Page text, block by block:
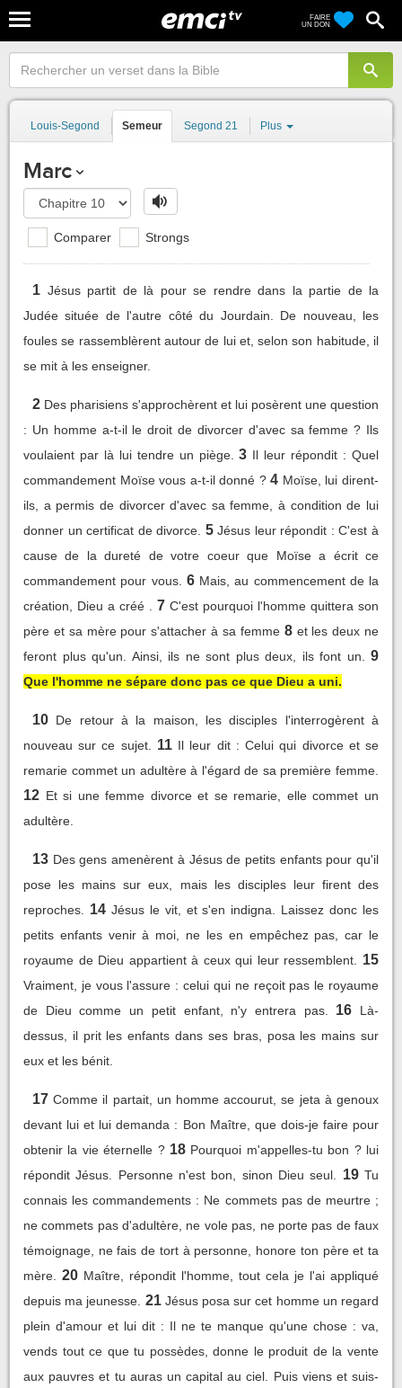
FAIRE
UN DON
Louis-Segond Semeur Segond 21 Plus
Marc
Comparer Strongs
1 Jésus partit de là pour se rendre dans la partie de la
Judée située de l'autre côté du Jourdain. De nouveau, les
foules se rassemblèrent autour de lui et, selon son habitude, il
se mit à les enseigner.
2 Des pharisiens s'approchèrent et lui posèrent une question
: Un homme a-t-il le droit de divorcer d'avec sa femme ? Ils
voulaient par là lui tendre un piège. 3 Il leur répondit : Quel
commandement Moïse vous a-t-il donné ? 4 Moïse, lui dirent-
ils, a permis de divorcer d'avec sa femme, à condition de lui
donner un certificat de divorce. 5 Jésus leur répondit : C'est à
cause de la dureté de votre coeur que Moïse a écrit ce
commandement pour vous. 6 Mais, au commencement de la
création, Dieu a créé .
7 C'est pourquoi l'homme quittera son
père et sa mère pour s'attacher à sa femme 8 et les deux ne
feront plus qu'un. Ainsi, ils ne sont plus deux, ils font un.
9
Que l'homme ne sépare donc pas ce que Dieu a uni.
10 De retour à la maison, les disciples l'interrogèrent à
nouveau sur ce sujet.
11 Il leur dit : Celui qui divorce et se
remarie commet un adultère à l'égard de sa première femme.
12 Et si une femme divorce et se remarie, elle commet un
adultère.
13 Des gens amenèrent à Jésus de petits enfants pour qu'il
pose les mains sur eux, mais les disciples leur firent des
reproches.
14 Jésus le vit, et s'en indigna. Laissez donc les
petits enfants venir à moi, ne les en empêchez pas, car le
royaume de Dieu appartient à ceux qui leur ressemblent.
15
Vraiment, je vous l'assure : celui qui ne reçoit pas le royaume
de Dieu comme un petit enfant, n'y entrera pas.
16
Là-
dessus, il prit les enfants dans ses bras, posa les mains sur
eux et les bénit.
17 Comme il partait, un homme accourut, se jeta à genoux
devant lui et lui demanda : Bon Maître, que dois-je faire pour
obtenir la vie éternelle ? 18 Pourquoi m'appelles-tu bon ? lui
répondit Jésus. Personne n'est bon, sinon Dieu seul.
19 Tu
connais les commandements : Ne commets pas de meurtre ;
ne commets pas d'adultère, ne vole pas, ne porte pas de faux
témoignage, ne fais de tort à personne, honore ton père et ta
mère.
20 Maître, répondit l'homme, tout cela je l'ai appliqué
depuis ma jeunesse. 21 Jésus posa sur cet homme un regard
plein d'amour et lui dit : Il ne te manque qu'une chose : va,
vends tout ce que tu possèdes, donne le produit de la vente
aux pauvres et tu auras un capital au ciel. Puis viens et suis-